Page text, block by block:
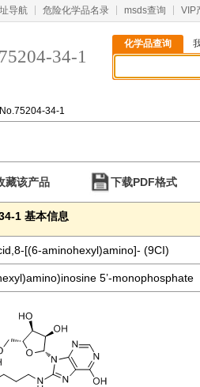
导航 危险化学品名录 msds查询 VIP
75204-34-1
化学品查询
34-1
藏该产品 下载PDF格式
1 基本信息
[(6-aminohexyl)amino]- (9CI)
5’-monophosphate